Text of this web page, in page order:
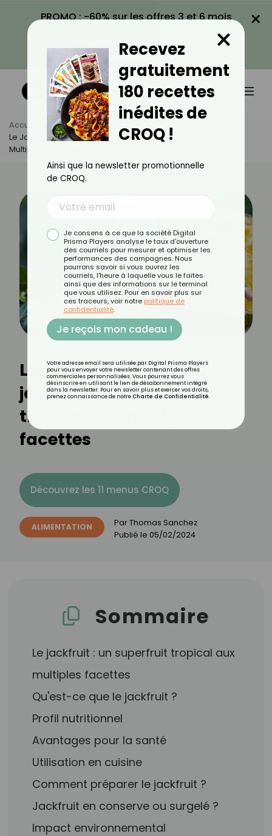
PROMO : -60% sur les offres 3 et 6 mois
VOIR LA PROMO
×
Accueil Actus
Alimentation
Le Jackfruit Ou Fruit Du Jacquier : Un Superfruit Tropical Aux
Multiples Facettes
Le jackfruit ou fruit du
jacquier : un superfruit
tropical aux multiples
facettes
Découvrez les 11 menus CROQ
ALIMENTATION ParThomas Sanchez
Publié le 05/02/2024
Sommaire
Le jackfruit : un superfruit tropical aux
multiples facettes
Qu'est-ce que le jackfruit ?
Profil nutritionnel
Avantages pour la santé
Utilisation en cuisine
Comment préparer le jackfruit ?
Jackfruit en conserve ou surgelé ?
Impact environnemental
Recevez
gratuitement
180 recettes
inédites de
CROQ !
×
Ainsi que la newsletter promotionnelle
de CROQ.
Je consens à ce que la société Digital
Prisma Players analyse le taux d'ouverture
des courriels pour mesurer et optimiser les
performances des campagnes. Nous
pourrons savoir si vous ouvrez les
courriels, l'heure à laquelle vous le faites
ainsi que des informations sur le terminal
que vous utilisez. Pour en savoir plus sur
ces traceurs, voir notre politique de
confidentialité.
Je reçois mon cadeau !
Votre adresse email sera utilisée par Digital Prisma Players
pour vous envoyer votre newsletter contenant des offres
commerciales personnalisées. Vous pourrez vous
désinscrire en utilisant le lien de désabonnement intégré
dans la newsletter. Pour en savoir plus et exercer vos droits,
prenez connaissance de notre Charte de Confidentialité.